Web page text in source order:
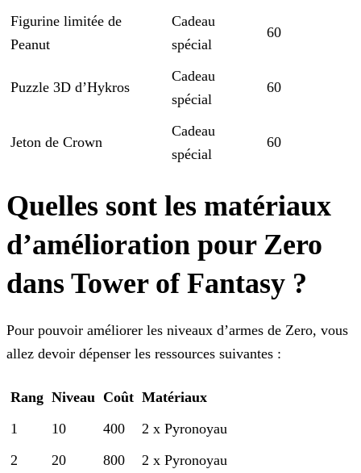
Figurine limitée de
Peanut
Cadeau
spécial
60
Puzzle 3D d’Hykros
Cadeau
spécial
60
Jeton de Crown
Cadeau
spécial
60
Quelles sont les matériaux
d’amélioration pour Zero
dans Tower of Fantasy ?
Pour pouvoir améliorer les niveaux d’armes de Zero, vous
allez devoir dépenser les ressources suivantes :
Rang Niveau Coût Matériaux
1
10 400
2 x Pyronoyau
2
20 800 2 x Pyronoyau